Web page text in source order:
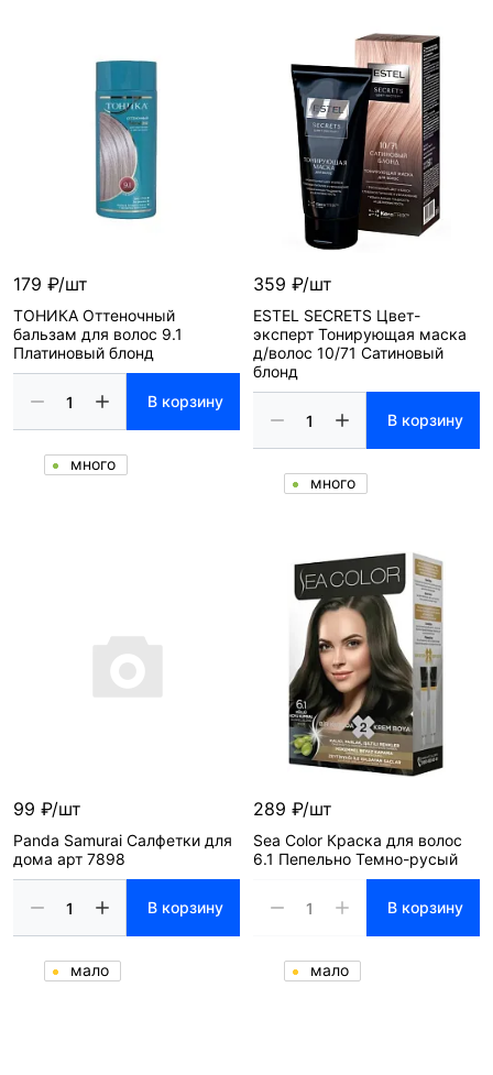
179 ₽/шт
ТОНИКА Оттеночный
бальзам для волос 9.1
Платиновый блонд
В корзину
много
359 ₽/шт
ESTEL SECRETS Цвет-
эксперт Тонирующая маска
д/волос 10/71 Сатиновый
блонд
В корзину
много
99 ₽/шт
Panda Samurai Салфетки для
дома арт 7898
В корзину
мало
289 ₽/шт
Sea Color Краска для волос
6.1 Пепельно Темно-русый
В корзину
мало